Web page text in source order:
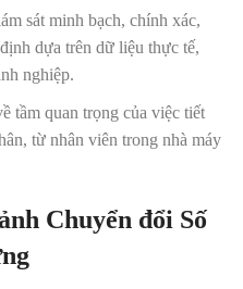
sát minh bạch, chính xác,
dựa trên dữ liệu thực tế,
nghiệp.
tầm quan trọng của việc tiết
từ nhân viên trong nhà máy
Chuyển đổi Số